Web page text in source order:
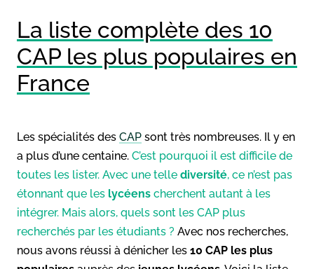
La liste complète des 10
CAP les plus populaires en
France
Les spécialités des CAP sont très nombreuses. Il y en
a plus d’une centaine. C’est pourquoi il est difficile de
toutes les lister. Avec une telle diversité, ce n’est pas
étonnant que les lycéens cherchent autant à les
intégrer. Mais alors, quels sont les CAP plus
recherchés par les étudiants ? Avec nos recherches,
nous avons réussi à dénicher les 10 CAP les plus